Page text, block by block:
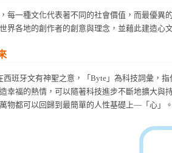
每一種文化代表著不同的社會價值，而最優異
界各地的創作者的創意與理念，並藉此建造心
西班牙文有神聖之意，「Byte」為科技詞彙，
幸福的熱情，可以隨著科技進步不斷地擴大與
物都可以回歸到最簡單的人性基礎上—「心」